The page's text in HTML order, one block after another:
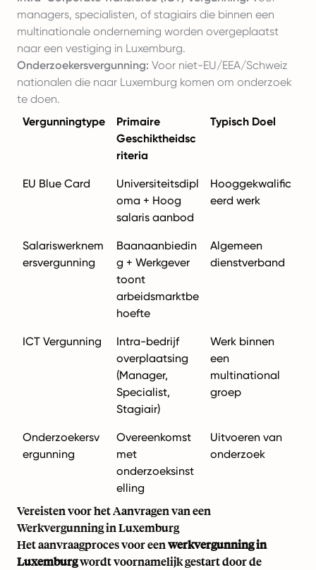
managers, specialisten, of stagiairs die binnen een
multinationale onderneming worden overgeplaatst
naar een vestiging in Luxemburg.
Onderzoekersvergunning: Voor niet-EU/EEA/Schweiz
nationalen die naar Luxemburg komen om onderzoek
te doen.
Vergunningtype
Primaire
Geschiktheidsc
riteria
Typisch Doel
EU Blue Card
Universiteitsdipl
oma + Hoog
salaris aanbod
Hooggekwalific
eerd werk
Salariswerknem
ersvergunning
Baanaanbiedin
g + Werkgever
toont
arbeidsmarktbe
hoefte
Algemeen
dienstverband
ICT Vergunning
Intra-bedrijf
overplaatsing
(Manager,
Specialist,
Stagiair)
Werk binnen
een
multinational
groep
Onderzoekersv
ergunning
Overeenkomst
met
onderzoeksinst
elling
Uitvoeren van
onderzoek
Vereisten voor het Aanvragen van een
Werkvergunning in Luxemburg
Het aanvraagproces voor eenwerkvergunning in
Luxemburgwordt voornamelijk gestart door de